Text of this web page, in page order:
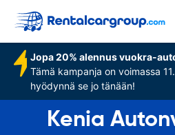
Jopa 20% alennus vuokra-
Tämä kampanja on voimassa
hyödynnä se jo tänään!
Kenia